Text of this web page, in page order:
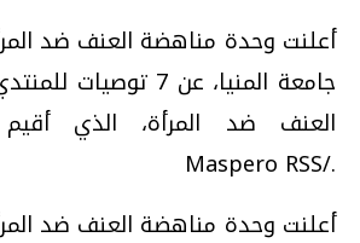
أعلنت وحدة مناهضة العنف ضد
جامعة المنيا، عن 7
العنف ضد المرأة، الذي أقيم
./Maspero RSS
أعلنت وحدة مناهضة العنف ضد